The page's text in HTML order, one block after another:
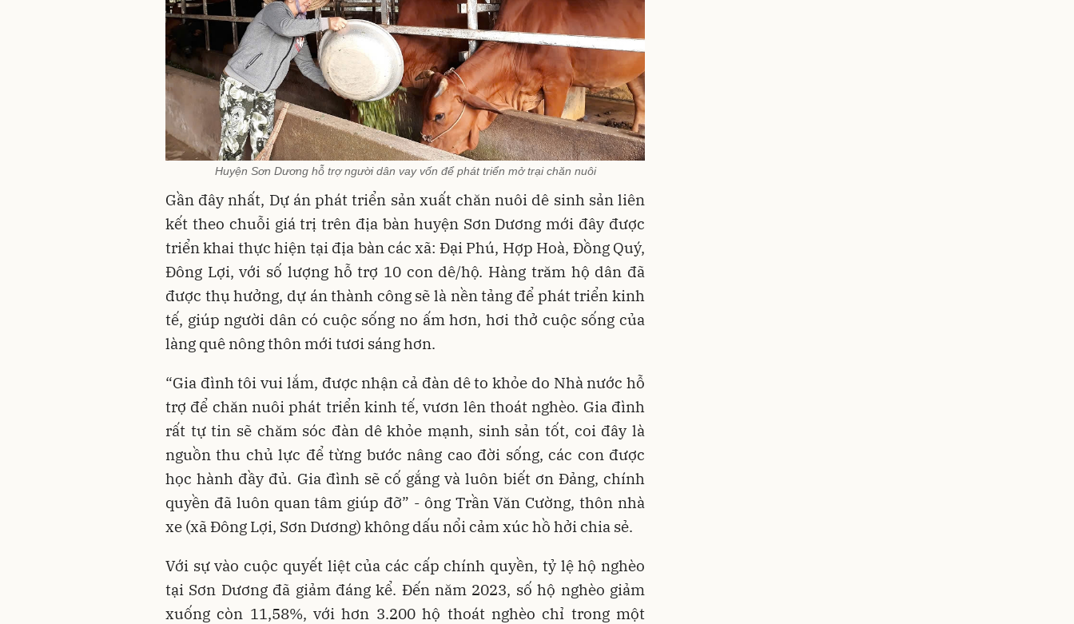
Huyện Sơn Dương hỗ trợ người dân vay vốn để phát triển mở trại chăn nuôi
Gần đây nhất, Dự án phát triển sản xuất chăn nuôi dê sinh sản liên
kết theo chuỗi giá trị trên địa bàn huyện Sơn Dương mới đây được
triển khai thực hiện tại địa bàn các xã: Đại Phú, Hợp Hoà, Đồng Quý,
Đông Lợi, với số lượng hỗ trợ 10 con dê/hộ. Hàng trăm hộ dân đã
được thụ hưởng, dự án thành công sẽ là nền tảng để phát triển kinh
tế, giúp người dân có cuộc sống no ấm hơn, hơi thở cuộc sống của
làng quê nông thôn mới tươi sáng hơn.
“Gia đình tôi vui lắm, được nhận cả đàn dê to khỏe do Nhà nước hỗ
trợ để chăn nuôi phát triển kinh tế, vươn lên thoát nghèo. Gia đình
rất tự tin sẽ chăm sóc đàn dê khỏe mạnh, sinh sản tốt, coi đây là
nguồn thu chủ lực để từng bước nâng cao đời sống, các con được
học hành đầy đủ. Gia đình sẽ cố gắng và luôn biết ơn Đảng, chính
quyền đã luôn quan tâm giúp đỡ” - ông Trần Văn Cường, thôn nhà
xe (xã Đông Lợi, Sơn Dương) không dấu nổi cảm xúc hồ hởi chia sẻ.
Với sự vào cuộc quyết liệt của các cấp chính quyền, tỷ lệ hộ nghèo
tại Sơn Dương đã giảm đáng kể. Đến năm 2023, số hộ nghèo giảm
xuống còn 11,58%, với hơn 3.200 hộ thoát nghèo chỉ trong một